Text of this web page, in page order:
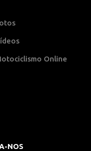
Online
NOS